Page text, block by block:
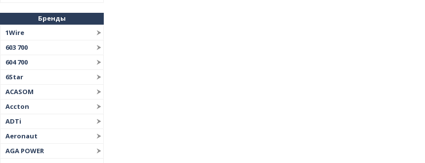
Бренды
1Wire
603 700
604 700
6Star
ACASOM
Accton
ADTi
Aeronaut
AGA POWER